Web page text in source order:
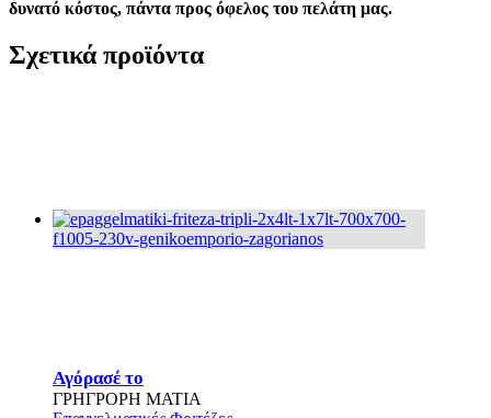
δυνατό κόστος, πάντα προς όφελος του πελάτη μας.
Σχετικά προϊόντα
Αγόρασέ το
το
ΓΡΗΓΡΟΡΗ ΜΑΤΙΑ